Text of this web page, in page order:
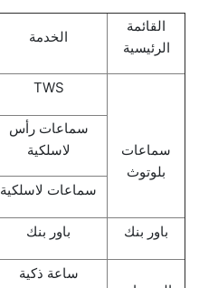
القائمة
الرئيسية
الخدمة
سماعات
بلوتوث
TWS
سماعات رأس
لاسلكية
سماعات لاسلكية
باور بنك باور بنك
ساعة ذكية